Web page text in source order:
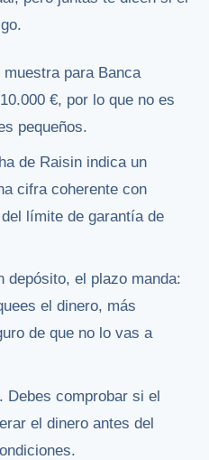
para Banca
€, por lo que no es
pequeños.
de Raisin indica un
cifra coherente con
límite de garantía de
depósito, el plazo manda:
el dinero, más
de que no lo vas a
Debes comprobar si el
el dinero antes del